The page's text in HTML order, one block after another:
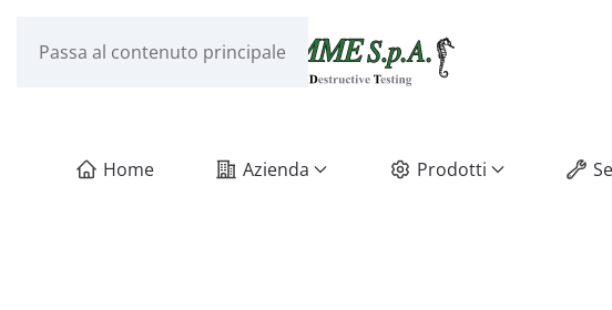
Passa al contenuto principale
Home Azienda Prodotti